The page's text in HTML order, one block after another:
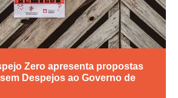
Zero apresenta propostas
Despejos ao Governo de